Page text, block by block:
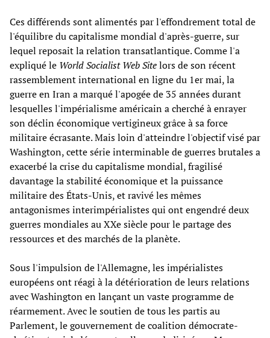
Ces différends sont alimentés par l'effondrement total de
l'équilibre du capitalisme mondial d'après-guerre, sur
lequel reposait la relation transatlantique. Comme l'a
expliqué le World Socialist Web Sitelors de son récent
rassemblement international en ligne du 1er mai, la
guerre en Iran a marqué l'apogée de 35 années durant
lesquelles l'impérialisme américain a cherché à enrayer
son déclin économique vertigineux grâce à sa force
militaire écrasante. Mais loin d'atteindre l'objectif visé par
Washington, cette série interminable de guerres brutales a
exacerbé la crise du capitalisme mondial, fragilisé
davantage la stabilité économique et la puissance
militaire des États-Unis, et ravivé les mêmes
antagonismes interimpérialistes qui ont engendré deux
guerres mondiales au XXe siècle pour le partage des
ressources et des marchés de la planète.
Sous l'impulsion de l'Allemagne, les impérialistes
européens ont réagi à la détérioration de leurs relations
avec Washington en lançant un vaste programme de
réarmement. Avec le soutien de tous les partis au
Parlement, le gouvernement de coalition démocrate-